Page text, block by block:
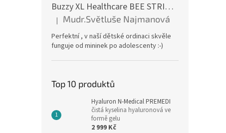
Buzzy XL Healthcare BEE STRIPED
Hodnocení produktu je 5 z 5 hvězdiček.
| Mudr.Světluše Najmanová
Perfektní , v naší dětské ordinaci skvěle
funguje od mininek po adolescenty :-)
Top 10 produktů
Hyaluron N-Medical PREMEDI
čistá kyselina hyaluronová ve
formě gelu
2 999 Kč